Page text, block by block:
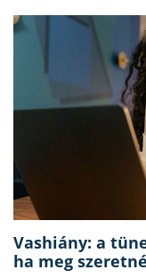
Vashiány: a
ha meg